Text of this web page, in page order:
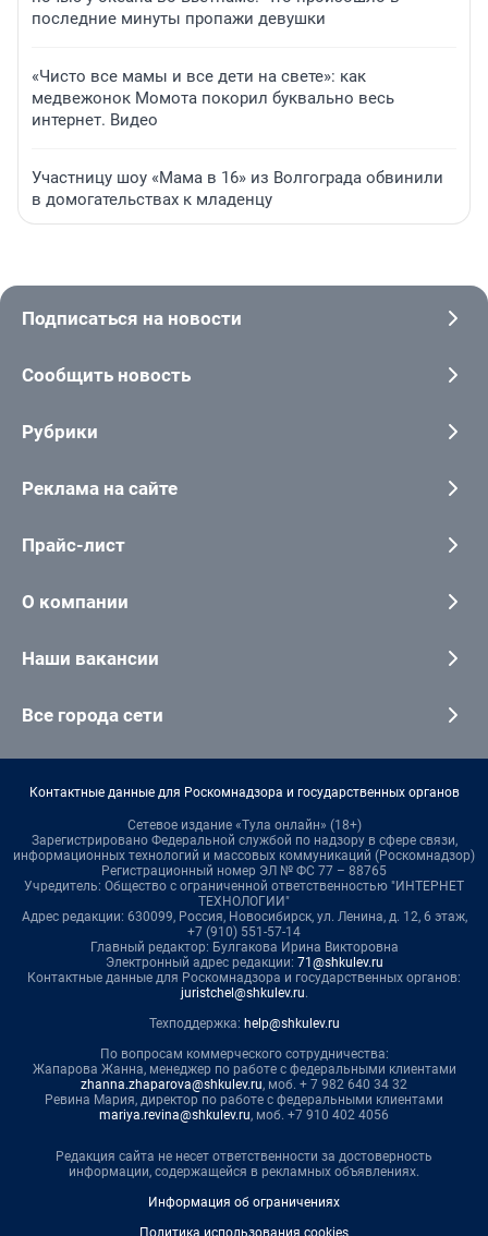
последние минуты пропажи девушки
«Чисто все мамы и все дети на свете»: как
медвежонок Момота покорил буквально весь
интернет. Видео
Участницу шоу «Мама в 16» из Волгограда обвинили
в домогательствах к младенцу
Подписаться на новости
Сообщить новость
Рубрики
Реклама на сайте
Прайс-лист
О компании
Наши вакансии
Все города сети
Контактные данные для Роскомнадзора и государственных органов
Сетевое издание «Тула онлайн» (18+)
Зарегистрировано Федеральной службой по надзору в сфере связи,
информационных технологий и массовых коммуникаций (Роскомнадзор)
Регистрационный номер ЭЛ № ФС 77 – 88765
Учредитель: Общество с ограниченной ответственностью "ИНТЕРНЕТ
ТЕХНОЛОГИИ"
Адрес редакции: 630099, Россия, Новосибирск, ул. Ленина, д. 12, 6 этаж,
+7 (910) 551-57-14
Главный редактор: Булгакова Ирина Викторовна
Электронный адрес редакции: 71@shkulev.ru
Контактные данные для Роскомнадзора и государственных органов:
juristchel@shkulev.ru.
Техподдержка: help@shkulev.ru
По вопросам коммерческого сотрудничества:
Жапарова Жанна, менеджер по работе с федеральными клиентами
zhanna.zhaparova@shkulev.ru, моб. + 7 982 640 34 32
Ревина Мария, директор по работе с федеральными клиентами
mariya.revina@shkulev.ru, моб. +7 910 402 4056
Редакция сайта не несет ответственности за достоверность
информации, содержащейся в рекламных объявлениях.
Информация об ограничениях
Политика использования cookies